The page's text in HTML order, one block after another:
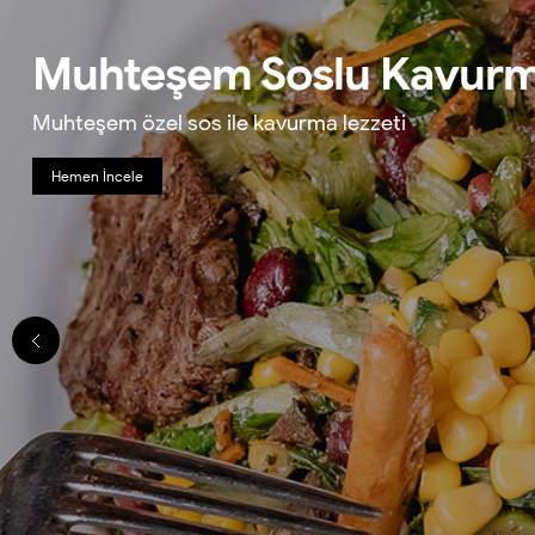
Muhteşem Soslu
Muhteşem özel sos ile kavurma lezzeti
Hemen İncele